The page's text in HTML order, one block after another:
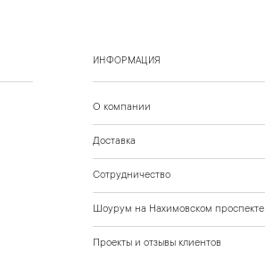
ИНФОРМАЦИЯ
О компании
Доставка
Сотрудничество
Шоурум на Нахимовском проспекте
Проекты и отзывы клиентов